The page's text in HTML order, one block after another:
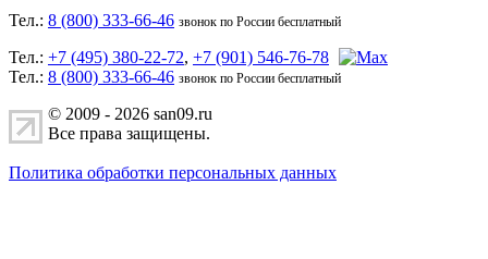
Тел.: 8 (800) 333-66-46 звонок по России бесплатный
Тел.: +7 (495) 380-22-72, +7 (901) 546-76-78
Тел.: 8 (800) 333-66-46 звонок по России бесплатный
© 2009 - 2026 san09.ru
Все права защищены.
Политика обработки персональных данных